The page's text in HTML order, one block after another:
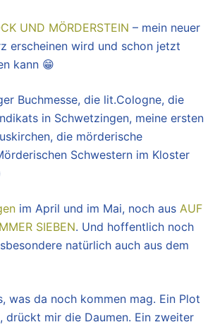
UND MÖRDERSTEIN – mein neuer
erscheinen wird und schon jetzt
kann 😁
Buchmesse, die lit.Cologne, die
in Schwetzingen, meine ersten
die mörderische
Schwestern im Kloster
im April und im Mai, noch aus AUF
SIEBEN. Und hoffentlich noch
natürlich auch aus dem
was da noch kommen mag. Ein Plot
drückt mir die Daumen. Ein zweiter